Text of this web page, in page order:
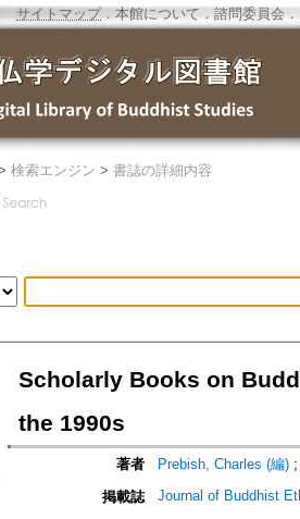
サイトマップ．本館について ． 諮問委員会 ．
検索エンジン > 書誌の詳細内容
Scholarly Books on
the 1990s
著者 Prebish, Charles (編)
掲載誌
Journal of Buddhist